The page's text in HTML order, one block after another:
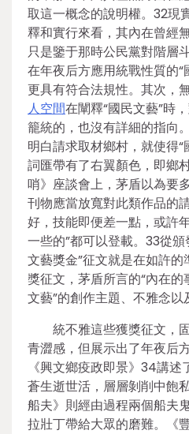
取這一概念的說明權。32現
釋和實行來看，其內在曾經
只是鑒于那時公民黨對階層
在年夜后方應用統戰性質的
更具有符合法規性。其次，
人空間在闡釋“國民文藝”時
籠統的，也沒有詳細的指向
明白請求取材鄉村，就使得
詞匯帶有了右翼顏色，即鄉
哨》座談會上，茅盾以為要
刊物應當放寬對此類作品的
好，技能即便差一點，或許
一些的”都可以登載。33從
文藝獎金”征文就是在如許
獎征文，茅盾所言的“內在的
文藝”的創作主題、不雅念以
統不雅這些獲獎征文，
青澀感，但展示出了年夜后
《興文鄉疫政即景》34講
蒼生逝世活，層層剝削中飽
船夫》則經由過程兩個船夫
拉壯丁帶給大眾的磨難。《